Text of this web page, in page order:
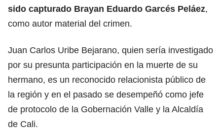
sido capturado Brayan Eduardo Garcés Peláez,
como autor material del crimen.
Juan Carlos Uribe Bejarano, quien sería investigado
por su presunta participación en la muerte de su
hermano, es un reconocido relacionista público de
la región y en el pasado se desempeñó como jefe
de protocolo de la Gobernación Valle y la Alcaldía
de Cali.